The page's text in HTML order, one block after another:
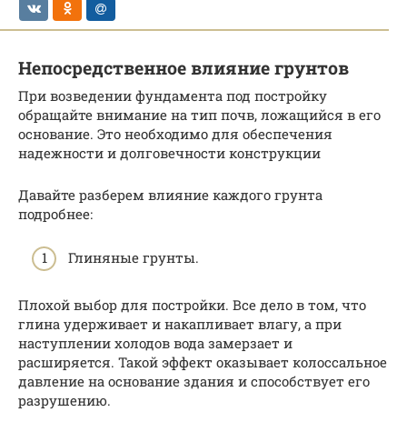
Непосредственное влияние грунтов
При возведении фундамента под постройку
обращайте внимание на тип почв, ложащийся в его
основание. Это необходимо для обеспечения
надежности и долговечности конструкции
Давайте разберем влияние каждого грунта
подробнее:
Глиняные грунты.
Плохой выбор для постройки. Все дело в том, что
глина удерживает и накапливает влагу, а при
наступлении холодов вода замерзает и
расширяется. Такой эффект оказывает колоссальное
давление на основание здания и способствует его
разрушению.